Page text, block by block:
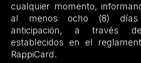
cualquier momento,
al menos ocho (8) días
anticipación, a través
establecidos en el
RappiCard.